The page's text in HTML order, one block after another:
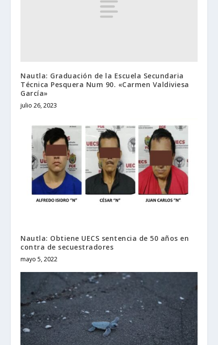
Nautla: Graduación de la Escuela Secundaria
Técnica Pesquera Num 90. «Carmen Valdiviesa
García»
julio 26, 2023
Nautla: Obtiene UECS sentencia de 50 años en
contra de secuestradores
mayo 5, 2022